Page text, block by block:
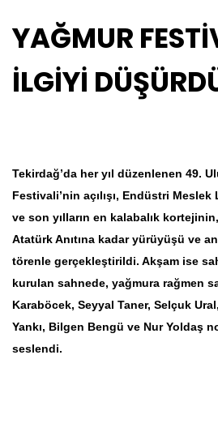
YAĞMUR
İLGİYİ
Tekirdağ’da her yıl düzenlenen 49.
Festivali’nin açılışı, Endüstri
ve son yılların en kalabalık
Atatürk Anıtına kadar yürüyüşü ve
törenle gerçekleştirildi. Akşam ise
kurulan sahnede, yağmura rağmen
Karaböcek, Seyyal Taner, Selçuk
Yankı, Bilgen Bengü ve Nur Yoldaş
seslendi.